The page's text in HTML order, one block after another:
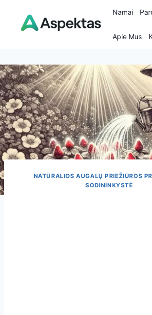
content
Namai
Apie Mus
NATŪRALIOS AUGALŲ PRIEŽIŪROS
SODININKYSTĖ